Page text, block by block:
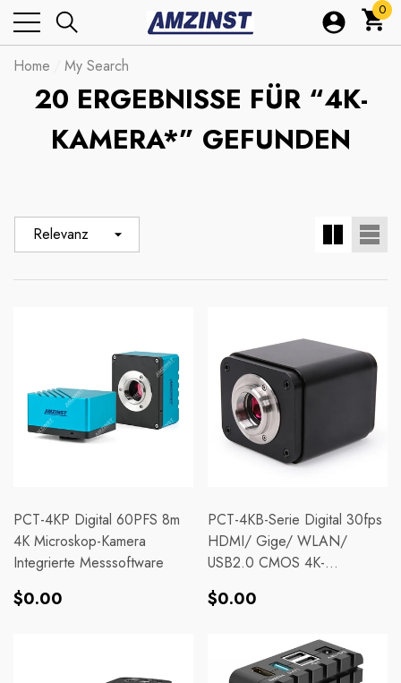
0
0
Home My Search
20 ERGEBNISSE FÜR “4K-
KAMERA*” GEFUNDEN
Relevanz
PCT-4KP Digital 60PFS 8m
4K Microskop-Kamera
Integrierte Messsoftware
Normaler
$0.00
PCT-4KB-Serie Digital 30fps
HDMI/ Gige/ WLAN/
USB2.0 CMOS 4K-
Normaler
$0.00